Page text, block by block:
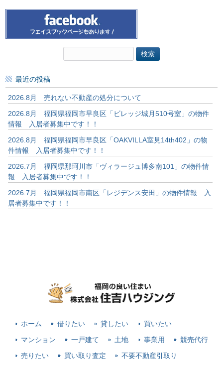
最近の投稿
2026.8月 売れない不動産の処分について
2026.8月 福岡県福岡市早良区「ビレッジ城月510号室」の物件
情報 入居者募集中です！！
2026.8月 福岡県福岡市早良区「OAKVILLA室見14th402」の物
件情報 入居者募集中です！！
2026.7月 福岡県那珂川市「ヴィラージュ博多南101」の物件情
報 入居者募集中です！！
2026.7月 福岡県福岡市南区「レジデンス安田」の物件情報 入
居者募集中です！！
ホーム 借りたい 貸したい 買いたい
マンション 一戸建て 土地 事業用 競売代行
売りたい 買い取り査定 不要不動産引取り